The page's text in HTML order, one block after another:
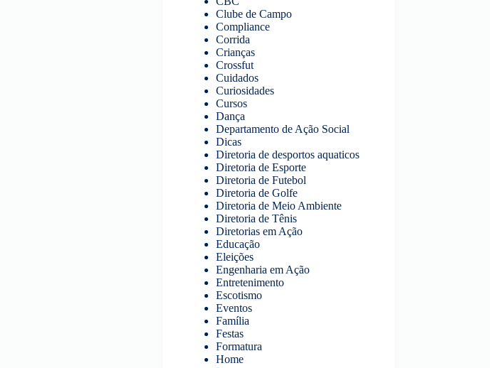
Clube de Campo
Compliance
Corrida
Crianças
Crossfut
Cuidados
Curiosidades
Cursos
Dança
Departamento de Ação Social
Dicas
Diretoria de desportos aquaticos
Diretoria de Esporte
Diretoria de Futebol
Diretoria de Golfe
Diretoria de Meio Ambiente
Diretoria de Tênis
Diretorias em Ação
Educação
Eleições
Engenharia em Ação
Entretenimento
Escotismo
Eventos
Família
Festas
Formatura
Home